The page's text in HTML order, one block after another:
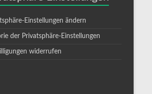
Einstellungen ändern
der Privatsphäre-Einstellungen
widerrufen